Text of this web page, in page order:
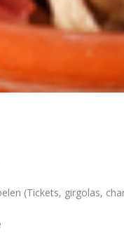
(Tickets, girgolas,